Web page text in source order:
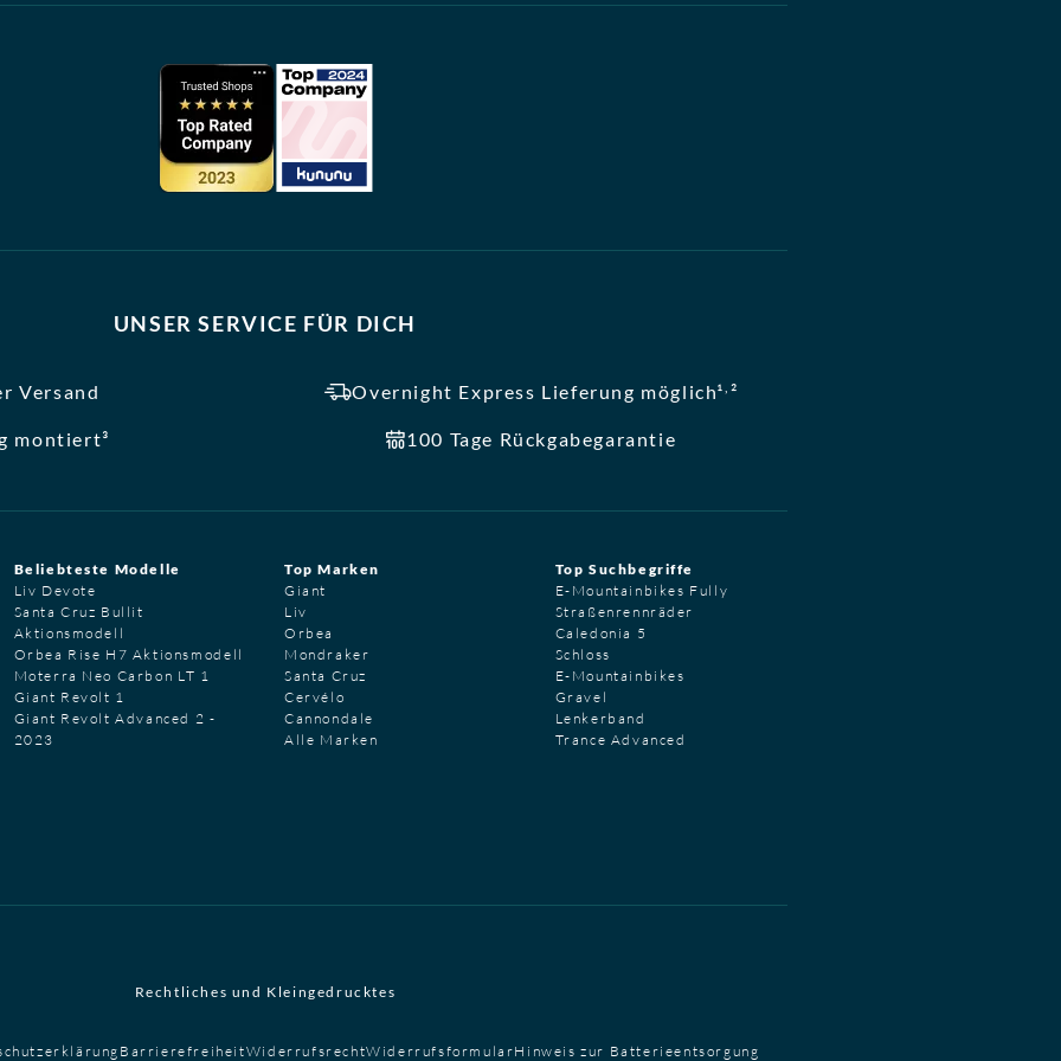
UNSER SERVICE FÜR DICH
Versand Overnight Express Lieferung möglich¹, ²
montiert³ 100 Tage Rückgabegarantie
Beliebteste Modelle
Liv Devote
Santa Cruz Bullit
Aktionsmodell
Orbea Rise H7 Aktionsmodell
Moterra Neo Carbon LT 1
Giant Revolt 1
Giant Revolt Advanced 2 -
2023
Top Marken
Giant
Liv
Orbea
Mondraker
Santa Cruz
Cervélo
Cannondale
Alle Marken
Top Suchbegriffe
E-Mountainbikes Fully
Straßenrennräder
Caledonia 5
Schloss
E-Mountainbikes
Gravel
Lenkerband
Trance Advanced
Rechtliches und Kleingedrucktes
BarrierefreiheitWiderrufsrechtWiderrufsformularHinweis zur Batterieentsorgung